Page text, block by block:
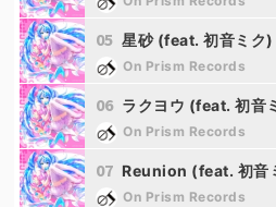
05 星砂 (feat. 初音ミク)
On Prism Records
06 ラクヨウ (feat. 初音
On Prism Records
07 Reunion (feat. 初音
On Prism Records